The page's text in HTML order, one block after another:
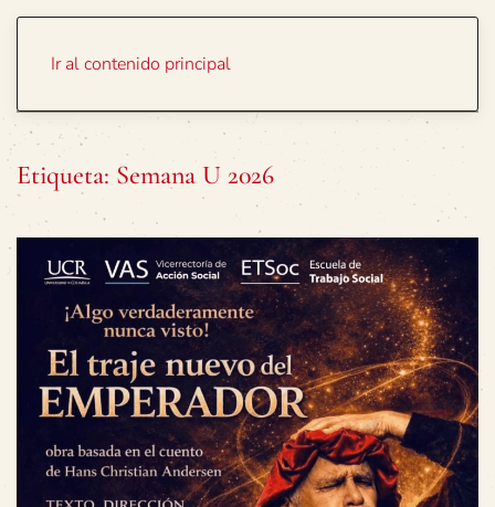
Ir al contenido principal
Etiqueta: Semana U 2026